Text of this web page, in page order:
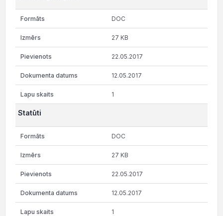
DOC
27 KB
22.05.2017
12.05.2017
1
Statūti
DOC
27 KB
22.05.2017
12.05.2017
1